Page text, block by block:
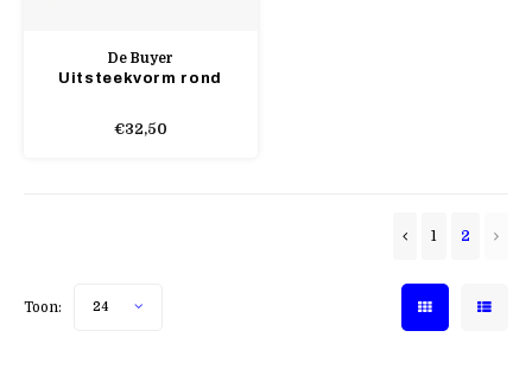
De Buyer
Uitsteekvorm rond
€32,50
1 2
Toon: 24